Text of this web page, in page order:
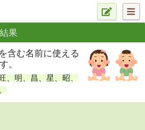
果
含む名前に使える
。
、明、昌、星、昭、